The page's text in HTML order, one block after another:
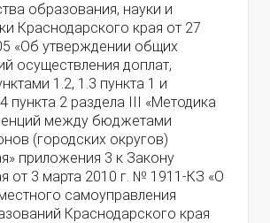
образования, науки и
Краснодарского края от 27
«Об утверждении общих
осуществления доплат,
1.2, 1.3 пункта 1 и
пункта 2 раздела III «Методика
между бюджетами
(городских округов)
приложения 3 к Закону
от 3 марта 2010 г. № 1911-КЗ «О
самоуправления
Краснодарского края